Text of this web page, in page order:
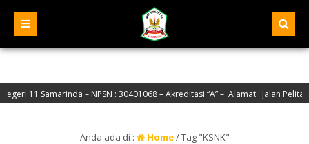
Samarinda – NPSN : 30401068 – Akreditasi “A” – Alamat : Jalan Pelita IV,
Anda ada di : Home/Tag "KSNK"